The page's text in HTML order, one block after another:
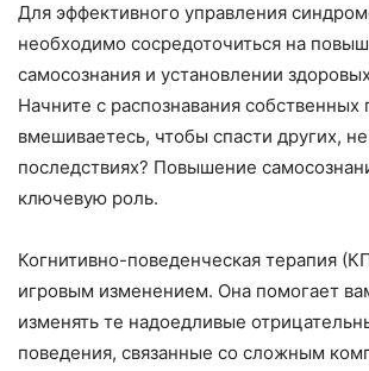
Для эффективного управления
необходимо сосредоточиться на
самосознания и установлении
Начните с распознавания собственных
вмешиваетесь, чтобы спасти других,
последствиях? Повышение
ключевую роль.
Когнитивно-поведенческая терапия
игровым изменением. Она помогает
изменять те надоедливые
поведения, связанные со сложным